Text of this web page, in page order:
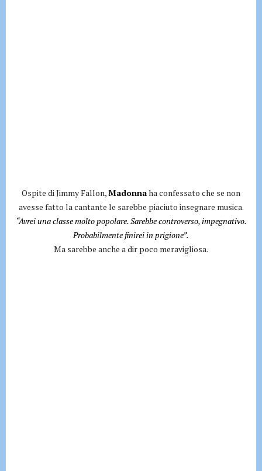
Ospite di Jimmy Fallon,Madonnaha confessato che se non
avesse fatto la cantante le sarebbe piaciuto insegnare musica.
“Avrei una classe molto popolare. Sarebbe controverso, impegnativo.
Probabilmente finirei in prigione”.
Ma sarebbe anche a dir poco meravigliosa.